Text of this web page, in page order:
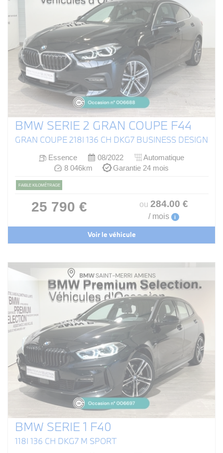
BMW SERIE 2 GRAN COUPE F44
GRAN COUPE 218I 136 CH DKG7 BUSINESS DESIGN
Essence 08/2022
Automatique
8 046km
Garantie 24 mois
FAIBLE KILOMÉTRAGE
25 790 € ou 284.00 €
/ mois i
Voir le véhicule
BMW SERIE 1 F40
118I 136 CH DKG7 M SPORT